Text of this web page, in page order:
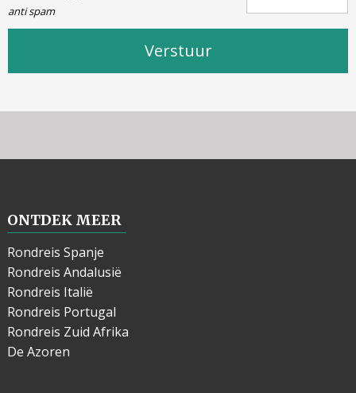
anti spam
Verstuur
ONTDEK MEER
Rondreis Spanje
Rondreis Andalusië
Rondreis Italië
Rondreis Portugal
Rondreis Zuid Afrika
De Azoren